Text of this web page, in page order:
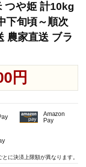
つや姫 計10kg
下旬頃～順次
農家直送 ブラ
円
Amazon
Pay
とに決済上限額が異なります。